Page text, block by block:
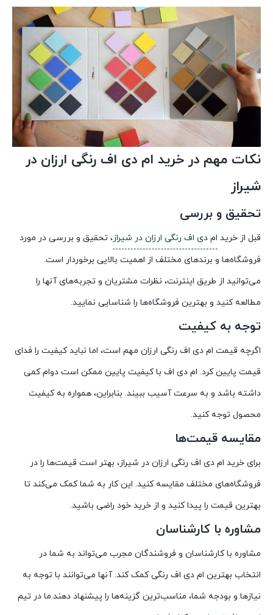
نکات مهم در خرید ام دی اف رنگی ارزان در
شیراز
تحقیق و بررسی
قبل از خرید ام دی اف رنگی ارزان در شیراز، تحقیق و بررسی در مورد
فروشگاه‌ها و برندهای مختلف از اهمیت بالایی برخوردار است.
می‌توانید از طریق اینترنت، نظرات مشتریان و تجربه‌های آنها را
مطالعه کنید و بهترین فروشگاه‌ها را شناسایی نمایید.
توجه به کیفیت
اگرچه قیمت ام دی اف رنگی ارزان مهم است، اما نباید کیفیت را فدای
قیمت پایین کرد. ام دی اف با کیفیت پایین ممکن است دوام کمی
داشته باشد و به سرعت آسیب ببیند. بنابراین، همواره به کیفیت
محصول توجه کنید.
مقایسه قیمت‌ها
برای خرید ام دی اف رنگی ارزان در شیراز، بهتر است قیمت‌ها را در
فروشگاه‌های مختلف مقایسه کنید. این کار به شما کمک می‌کند تا
بهترین قیمت را پیدا کنید و از خرید خود راضی باشید.
مشاوره با کارشناسان
مشاوره با کارشناسان و فروشندگان مجرب می‌تواند به شما در
انتخاب بهترین ام دی اف رنگی کمک کند. آنها می‌توانند با توجه به
نیازها و بودجه شما، مناسب‌ترین گزینه‌ها را پیشنهاد دهند.ما در تیم